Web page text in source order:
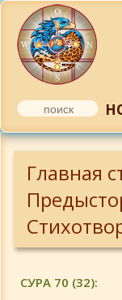
Главная
СУРА 70 (32):
Суры 1 - 11
Суры 12-18
Суры 19-29
Суры 30-39